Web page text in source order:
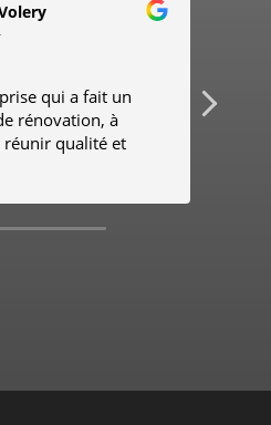
qui a fait un
rénovation, à
réunir qualité et